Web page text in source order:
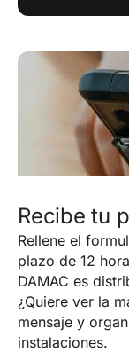
Recibe tu
Rellene el
plazo de 12
DAMAC es
¿Quiere ver la
mensaje y
instalaciones.